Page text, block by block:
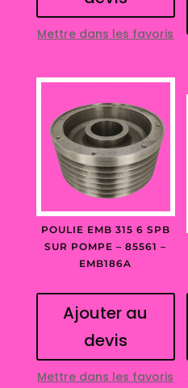
Mettre dans les favoris
POULIE EMB 315 6 SPB
SUR POMPE – 85561 –
EMB186A
Ajouter au
devis
Mettre dans les favoris